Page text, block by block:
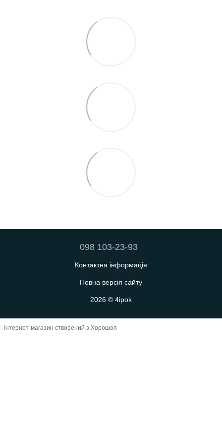
098 103-23-93
Контактна інформація
Повна версія сайту
2026 © 4ipok
Інтернет-магазин створений з Хорошоп